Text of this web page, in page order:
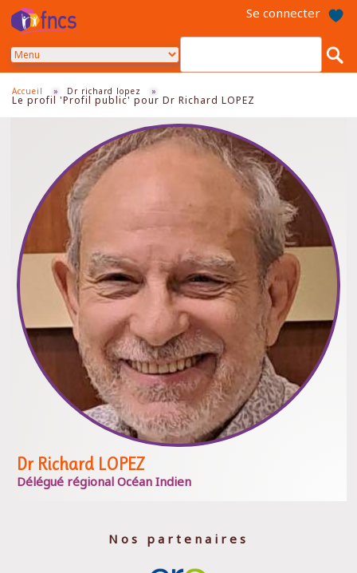
contenu
Se connecter
Accueil » Dr richard lopez »
Le profil 'Profil public' pour Dr Richard LOPEZ
Dr Richard LOPEZ
Délégué régional Océan Indien
Nos partenaires